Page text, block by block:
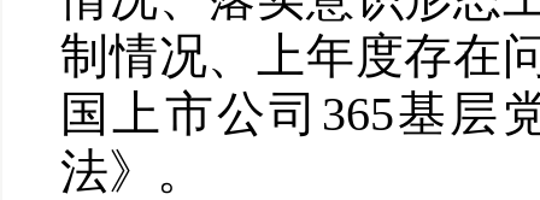
制情况、上年度存在
国上市公司365基层
法》。